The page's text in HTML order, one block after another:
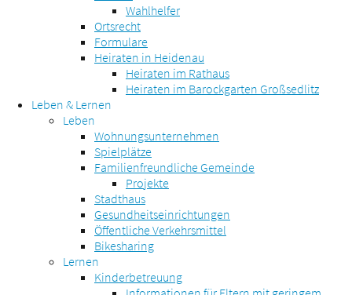
Wahlhelfer
Ortsrecht
Formulare
Heiraten in Heidenau
Heiraten im Rathaus
Heiraten im Barockgarten Großsedlitz
Leben & Lernen
Leben
Wohnungsunternehmen
Spielplätze
Familienfreundliche Gemeinde
Projekte
Stadthaus
Gesundheitseinrichtungen
Öffentliche Verkehrsmittel
Bikesharing
Lernen
Kinderbetreuung